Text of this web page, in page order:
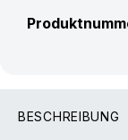
BESCHREIBUNG